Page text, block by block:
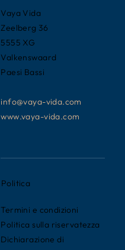
Vaya Vida
Zeelberg 36
5555 XG
Valkenswaard
Paesi Bassi
info@vaya-vida.com
www.vaya-vida.com
Politica
Termini e condizioni
Politica sulla riservatezza
Dichiarazione di